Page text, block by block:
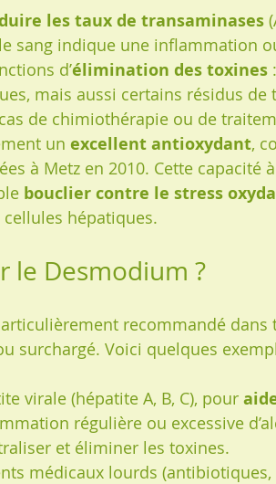
les taux de transaminases
sang indique une inflammation
d’élimination des toxines
mais aussi certains résidus
de chimiothérapie ou de
un excellent antioxydant,
à Metz en 2010. Cette capacité
bouclier contre le stress
hépatiques.
le Desmodium ?
recommandé
surchargé. Voici quelques
virale (hépatite A, B, C), pour
régulière ou excessive
et éliminer les toxines.
médicaux lourds